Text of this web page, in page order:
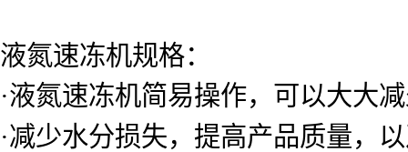
液氮速冻机规格：
·液氮速冻机简易操作，可以大大
·减少水分损失，提高产品质量，